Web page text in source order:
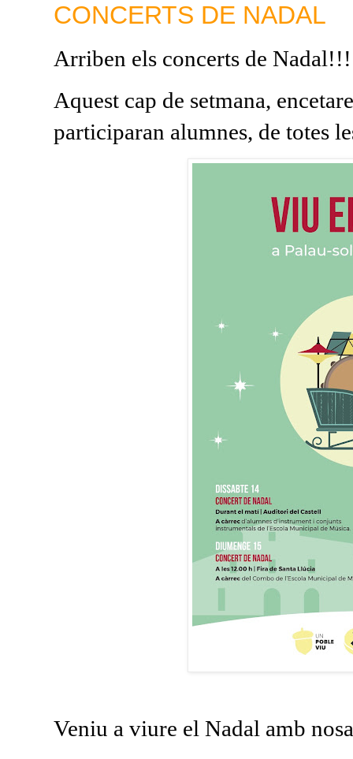
CONCERTS DE NADAL
Arriben els concerts de Nadal!!!
Aquest cap de setmana,
participaran alumnes, de totes
Veniu a viure el Nadal amb